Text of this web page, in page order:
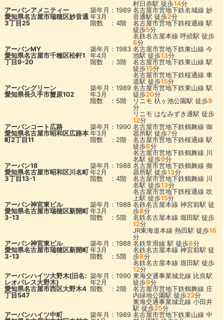
村日赤駅 徒歩14分
アーバンアメニティー
愛知県名古屋市瑞穂区妙音通
3丁目25
築年月：1989
年3月
階数 ：4階
名古屋市営地下鉄名城線 妙
音通駅 徒歩2分
名古屋市営地下鉄桜通線 駅
徒歩5分
名鉄名古屋本線 呼続駅 徒歩
6分
アーバンMY
愛知県名古屋市千種区松軒1
丁目9-20
築年月：1983
年4月
階数 ：3階
名古屋市営地下鉄東山線 今
池駅 徒歩13分
名古屋市営地下鉄東山線 駅
徒歩15分
名古屋市営地下鉄桜通線 車
道駅 徒歩15分
アーバングリーン
愛知県長久手市蟹原102
築年月：1989
年3月
階数 ：5階
名古屋市営地下鉄東山線 駅
徒歩20分
リニモ 杁ヶ池公園駅 徒歩9
分
リニモ はなみずき通駅 徒歩
12分
アーバンコート広路
愛知県名古屋市昭和区広路本
町2丁目11
築年月：1990
年3月
階数 ：2階
名古屋市営地下鉄鶴舞線 御
器所駅 徒歩7分
名古屋市営地下鉄桜通線 駅
徒歩8分
名古屋市営地下鉄鶴舞線 川
名駅 徒歩9分
アーバン18
愛知県名古屋市昭和区川名町
3丁目13-1
築年月：1988
年2月
階数 ：4階
名古屋市営地下鉄鶴舞線 御
器所駅 徒歩13分
名古屋市営地下鉄鶴舞線 川
名駅 徒歩13分
名古屋市営地下鉄桜通線 吹
上駅 徒歩15分
アーバン神宮東ビル
愛知県名古屋市瑞穂区新開町
3-13
築年月：1988
年3月
階数 ：5階
名鉄名古屋本線 神宮前駅 徒
歩8分
名鉄名古屋本線 堀田駅 徒歩
12分
JR東海道本線 熱田駅 徒歩16
分
アーバン神宮東ビル
愛知県名古屋市瑞穂区新開町
3-13
築年月：1988
年3月
階数 ：5階
名鉄常滑線 駅 徒歩8分
名鉄名古屋本線 神宮前駅 徒
歩8分
名鉄名古屋本線 堀田駅 徒歩
12分
アーバンハイツ大野木(旧名:
レオパレス大野木)
愛知県名古屋市西区大野木4
丁目547
築年月：1990
年2月
階数 ：2階
東海交通事業城北線 比良駅
徒歩9分
名古屋市営地下鉄鶴舞線 庄
内緑地公園駅 徒歩22分
東海交通事業城北線 小田井
駅 徒歩25分
アーバンハイツ中町
築年月：1989 名古屋市営地下鉄東山線 中